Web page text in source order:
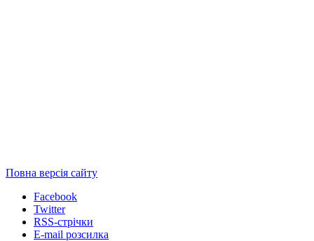
Повна версія сайту
Facebook
Twitter
RSS-стрічки
E-mail розсилка